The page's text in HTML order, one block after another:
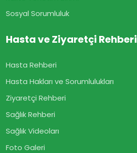
Sosyal Sorumluluk
Hasta ve Ziyaretçi Rehberi
Hasta Rehberi
Hasta Hakları ve Sorumlulukları
Ziyaretçi Rehberi
Sağlık Rehberi
Sağlık Videoları
Foto Galeri